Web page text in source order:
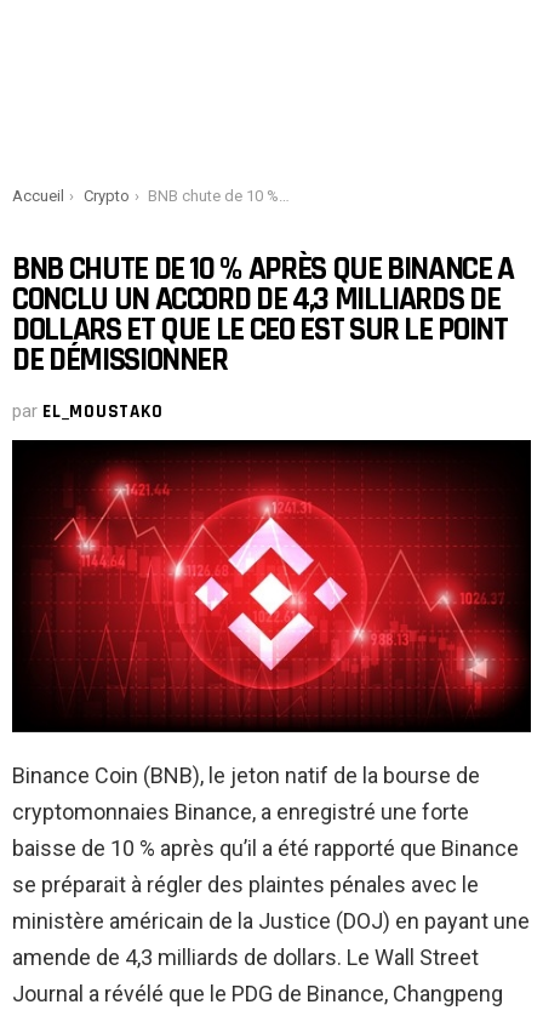
You are here:
Accueil Crypto BNB chute de 10 % après que Binance a conclu un accord de 4,3 milliards de dollars et que le CEO est sur le point de démissionner
BNB CHUTE DE 10 % APRÈS QUE BINANCE A
CONCLU UN ACCORD DE 4,3 MILLIARDS DE
DOLLARS ET QUE LE CEO EST SUR LE POINT
DE DÉMISSIONNER
par EL_MOUSTAKO
Binance Coin (BNB), le jeton natif de la bourse de
cryptomonnaies Binance, a enregistré une forte
baisse de 10 % après qu’il a été rapporté que Binance
se préparait à régler des plaintes pénales avec le
ministère américain de la Justice (DOJ) en payant une
amende de 4,3 milliards de dollars. Le Wall Street
Journal a révélé que le PDG de Binance, Changpeng